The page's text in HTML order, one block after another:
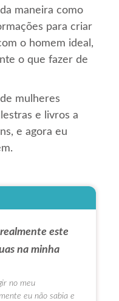
maneira como
para criar
o homem ideal,
o que fazer de
mulheres
e livros a
e agora eu
este
na minha
no meu
eu não sabia e